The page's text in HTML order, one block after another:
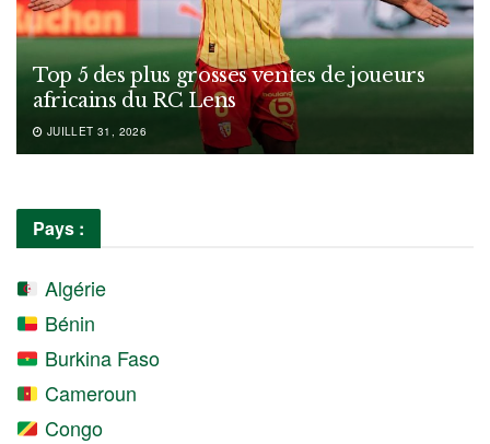
Top 5 des plus grosses ventes de joueurs
africains du RC Lens
JUILLET 31, 2026
Pays :
Algérie
Bénin
Burkina Faso
Cameroun
Congo